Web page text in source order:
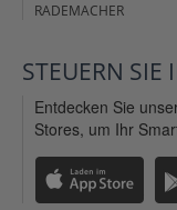
RADEMACHER
STEUERN SIE
Entdecken Sie
Stores, um Ihr